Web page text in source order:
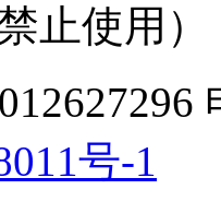
止使用）
号-1